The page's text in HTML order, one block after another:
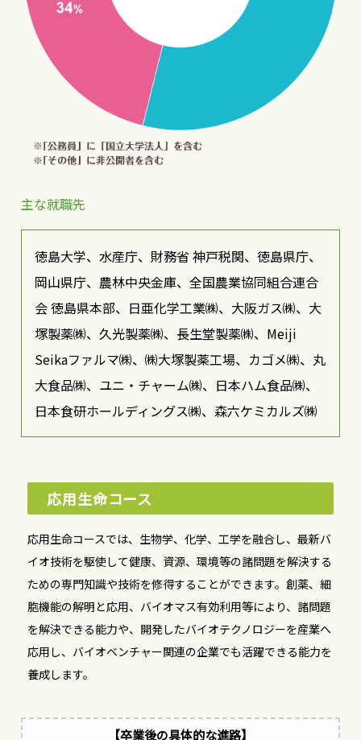
主な就職先
徳島大学、水産庁、財務省 神戸税関、徳島県庁、
岡山県庁、農林中央金庫、全国農業協同組合連合
会 徳島県本部、日亜化学工業㈱、大阪ガス㈱、大
塚製薬㈱、久光製薬㈱、長生堂製薬㈱、Meiji
Seikaファルマ㈱、㈱大塚製薬工場、カゴメ㈱、丸
大食品㈱、ユニ・チャーム㈱、日本ハム食品㈱、
日本食研ホールディングス㈱、森六ケミカルズ㈱
応用生命コース
応用生命コースでは、生物学、化学、工学を融合し、最新バ
イオ技術を駆使して健康、資源、環境等の諸問題を解決する
ための専門知識や技術を修得することができます。創薬、細
胞機能の解明と応用、バイオマス有効利用等により、諸問題
を解決できる能力や、開発したバイオテクノロジーを産業へ
応用し、バイオベンチャー関連の企業でも活躍できる能力を
養成します。
【卒業後の具体的な進路】